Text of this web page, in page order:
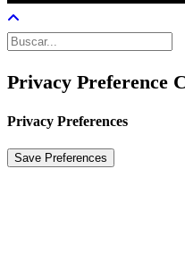
Privacy Preference
Privacy Preferences